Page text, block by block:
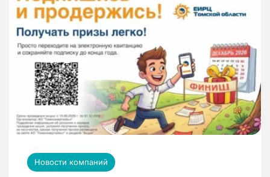
Новости компаний